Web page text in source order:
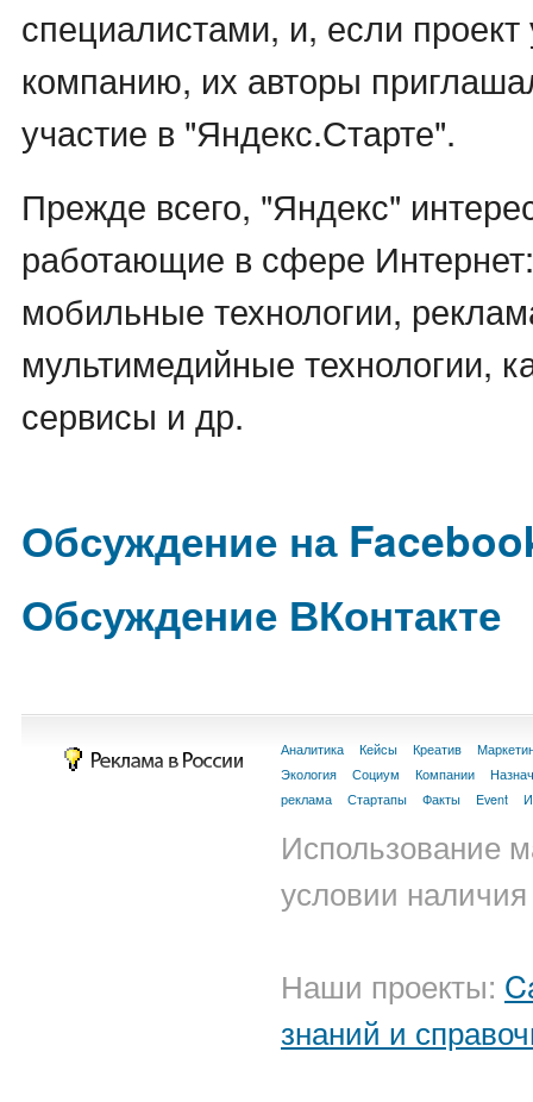
специалистами, и, если проект
компанию, их авторы
участие в "Яндекс.Старте".
Прежде всего, "Яндекс"
работающие в сфере
мобильные технологии,
мультимедийные технологии,
сервисы и др.
Обсуждение на
Обсуждение ВКонтакте
Аналитика Кейсы Креатив
Экология
Социум Компании
реклама
Стартапы Факты Event
Использование
условии
Наши проекты:
знаний и